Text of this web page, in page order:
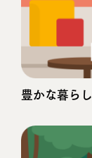
豊かな暮らし